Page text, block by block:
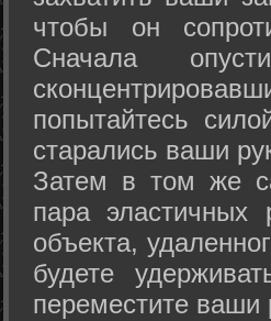
чтобы он
Сначала
попытайтесь
старались ваши
Затем в том же
пара эластичных
объекта,
будете
переместите ваши